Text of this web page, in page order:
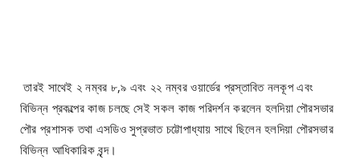
তারই সাথেই ২ নম্বর ৮,৯ এবং ২২ নম্বর ওয়ার্ডের প্রস্তাবিত নলকূপ এবং
বিভিন্ন প্রকল্পের কাজ চলছে সেই সকল কাজ পরিদর্শন করলেন হলদিয়া পৌরসভার
পৌর প্রশাসক তথা এসডিও সুপ্রভাত চট্টোপাধ্যায় সাথে ছিলেন হলদিয়া পৌরসভার
বিভিন্ন আধিকারিক বৃন্দ।